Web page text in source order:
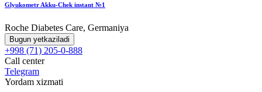
Glyukometr Akku-Chek instant №1
Roche Diabetes Care, Germaniya
Bugun yetkaziladi
+998 (71) 205-0-888
Call center
Telegram
Yordam xizmati